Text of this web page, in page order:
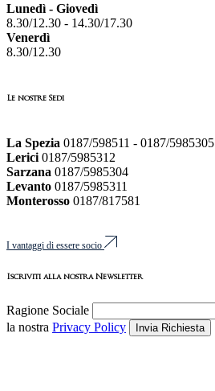
Lunedì - Giovedì
8.30/12.30 - 14.30/17.30
Venerdì
8.30/12.30
Le nostre Sedi
La Spezia 0187/598511 - 0187/5985305
Lerici 0187/5985312
Sarzana 0187/5985304
Levanto 0187/5985311
Monterosso 0187/817581
I vantaggi di essere socio
Iscriviti alla nostra Newsletter
Ragione Sociale
la nostra Privacy Policy Invia Richiesta